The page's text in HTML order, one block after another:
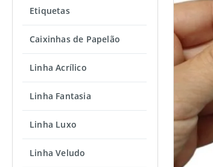
Etiquetas
Caixinhas de Papelão
Linha Acrílico
Linha Fantasia
Linha Luxo
Linha Veludo